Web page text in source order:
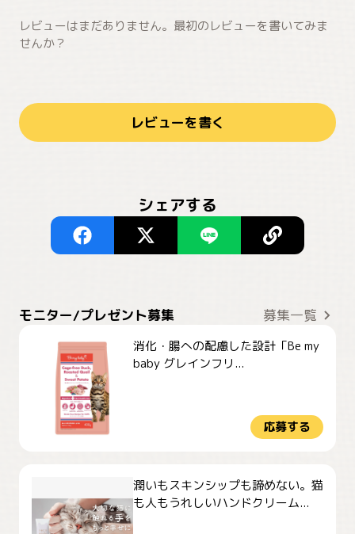
レビューはまだありません。最初のレビューを書いてみま
せんか？
レビューを書く
シェアする
モニター/プレゼント募集 募集一覧
消化・腸への配慮した設計「Be my
baby グレインフリ...
応募する
潤いもスキンシップも諦めない。猫
も人もうれしいハンドクリーム...